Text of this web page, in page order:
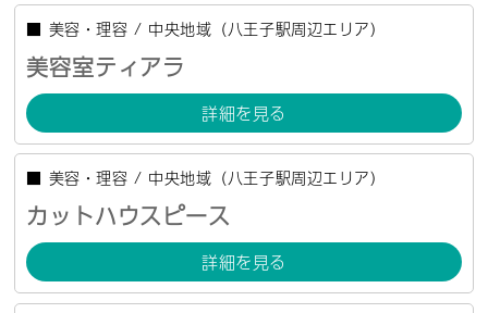
■ 美容・理容 / 中央地域（八王子駅周辺エリア）
美容室ティアラ
詳細を見る
■ 美容・理容 / 中央地域（八王子駅周辺エリア）
カットハウスピース
詳細を見る